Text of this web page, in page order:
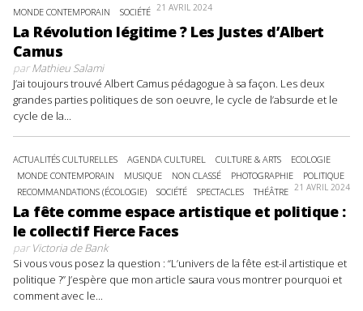
MONDE CONTEMPORAIN SOCIÉTÉ 21 AVRIL 2024
La Révolution légitime ? Les Justes d’Albert
Camus
parMathieu Salami
J’ai toujours trouvé Albert Camus pédagogue à sa façon. Les deux
grandes parties politiques de son oeuvre, le cycle de l’absurde et le
cycle de la...
ACTUALITÉS CULTURELLES AGENDA CULTUREL CULTURE & ARTS
ECOLOGIE
MONDE CONTEMPORAIN
MUSIQUE NON CLASSÉ PHOTOGRAPHIE
POLITIQUE
RECOMMANDATIONS (ÉCOLOGIE)
SOCIÉTÉ SPECTACLES THÉÂTRE 21 AVRIL 2024
La fête comme espace artistique et politique :
le collectif Fierce Faces
parVictoria de Bank
Si vous vous posez la question : “L’univers de la fête est-il artistique et
politique ?” J’espère que mon article saura vous montrer pourquoi et
comment avec le...